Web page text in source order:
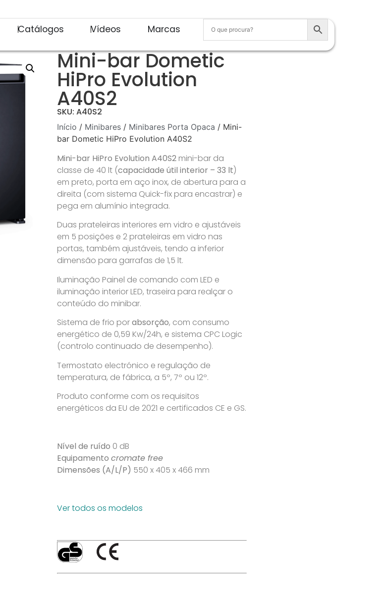
Catálogos Vídeos Marcas
Mini-bar Dometic
HiPro Evolution
A40S2
SKU: A40S2
Início / Minibares/ Minibares Porta Opaca / Mini-
bar Dometic HiPro Evolution A40S2
Mini-bar HiPro Evolution A40S2mini-bar da
classe de 40 lt (capacidade útil interior – 33 lt)
em preto, porta em aço inox, de abertura para a
direita (com sistema Quick-fix para encastrar) e
pega em alumínio integrada.
Duas prateleiras interiores em vidro e ajustáveis
em 5 posições e 2 prateleiras em vidro nas
portas, também ajustáveis, tendo a inferior
dimensão para garrafas de 1,5 lt.
Iluminação Painel de comando com LED e
iluminação interior LED, traseira para realçar o
conteúdo do minibar.
Sistema de frio porabsorção, com consumo
energético de 0,59 Kw/24h, e sistema CPC Logic
(controlo continuado de desempenho).
Termostato electrónico e regulação de
temperatura, de fábrica, a 5º, 7º ou 12º.
Produto conforme com os requisitos
energéticos da EU de 2021 e certificados CE e GS.
Nível de ruído 0 dB
Equipamento cromate free
Dimensões (A/L/P) 550 x 405 x 466 mm
Ver todos os modelos